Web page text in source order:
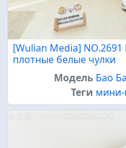
[Wulian Media] NO.2691
плотные белые чулки
Модель Бао
Теги